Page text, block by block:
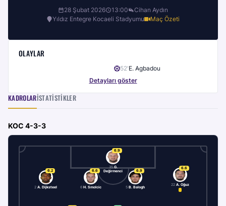
28 Şubat 2026 13:00
Cihan Aydın
Yıldız Entegre Kocaeli Stadyumu
Maç Özeti
OLAYLAR
52'E. Agbadou
Detayları göster
KADROLARİSTATISTIKLER
KOC 4-3-3
6.9
35 G.
Değirmenci
6.6
22 A. Oğuz
6.9
5 B. Balogh
6.6
6 H. Smolcic
6.2
2 A. Dijksteel